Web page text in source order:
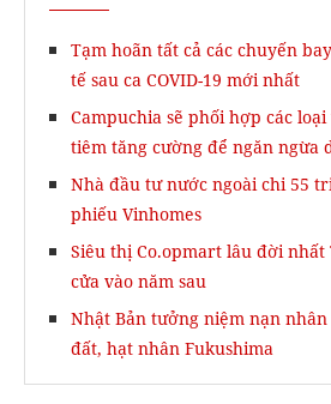
Tạm hoãn tất cả các chuyến
tế sau ca COVID-19 mới nhất
Campuchia sẽ phối hợp các
tiêm tăng cường để ngăn ngừa
Nhà đầu tư nước ngoài chi 55
phiếu Vinhomes
Siêu thị Co.opmart lâu đời nhất
cửa vào năm sau
Nhật Bản tưởng niệm nạn
đất, hạt nhân Fukushima